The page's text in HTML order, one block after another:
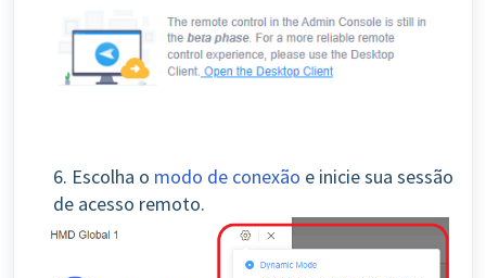
6. Escolha o modo de conexão e inicie sua sessão
de acesso remoto.